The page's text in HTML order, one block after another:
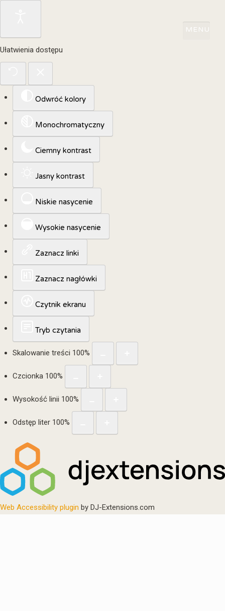
Ułatwienia dostępu
Odwróć kolory
Monochromatyczny
Ciemny kontrast
Jasny kontrast
Niskie nasycenie
Wysokie nasycenie
Zaznacz linki
Zaznacz nagłówki
Czytnik ekranu
Tryb czytania
Skalowanie treści 100%
Czcionka 100%
Wysokość linii 100%
Odstęp liter 100%
Web Accessibility plugin by DJ-Extensions.com